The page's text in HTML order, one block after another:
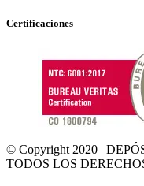
Certificaciones
© Copyright 2020 |
TODOS LOS